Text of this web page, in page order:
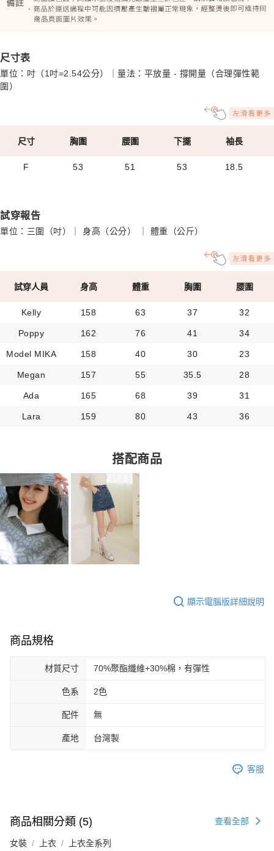
尺寸表
單位：吋（1吋=2.54公分）｜量法：平放量 - 撐開量（合理彈性範
圍）
尺寸 胸圍 腰圍 下擺 袖長
F 53 51 53 18.5
試穿報告
單位：三圍（吋）｜ 身高（公分） ｜ 體重（公斤）
試穿人員 身高 體重 胸圍 腰圍
Kelly 158 63 37 32
Poppy 162 76 41 34
Model MIKA 158 40 30 23
Megan 157 55 35.5 28
Ada 165 68 39 31
Lara 159 80 43 36
搭配商品
顯示電腦版詳細說明
商品規格
材質尺寸 70%聚酯纖維+30%棉，有彈性
色系 2色
配件 無
產地 台灣製
客服
商品相關分類 (5) 查看全部
女裝 上衣 上衣全系列